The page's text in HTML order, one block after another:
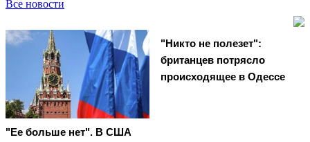
Все новости
"Ее больше нет". В США
"Никто не полезет":
британцев потрясло
происходящее в Одессе